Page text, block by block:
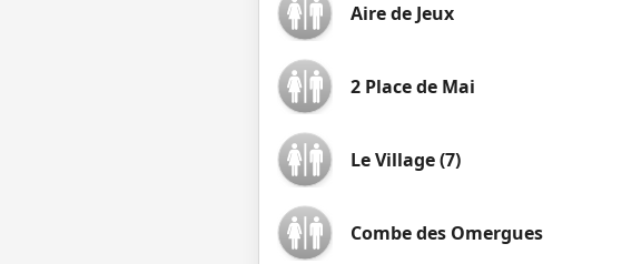
Aire de Jeux
2 Place de Mai
Le Village (7)
Combe des Omergues